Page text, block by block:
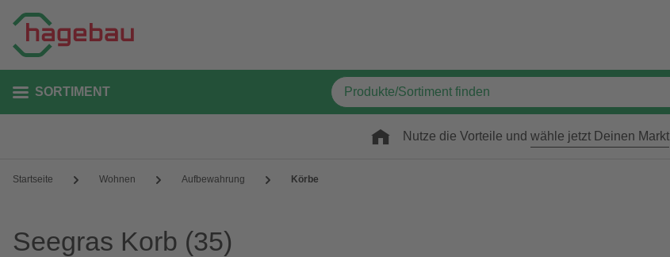
SORTIMENT
Nutze die Vorteile und wähle jetzt Deinen Markt
Startseite Wohnen Aufbewahrung Körbe
Seegras Korb (35)